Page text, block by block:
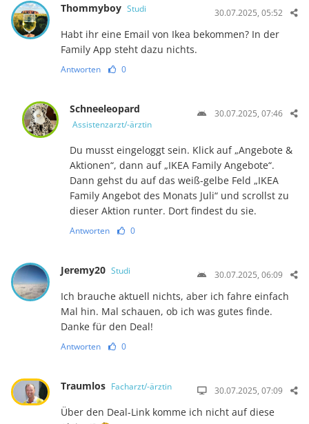
Thommyboy Studi 30.07.2025, 05:52
Habt ihr eine Email von Ikea bekommen? In der
Family App steht dazu nichts.
Antworten 0
Schneeleopard
Assistenzarzt/-ärztin
30.07.2025, 07:46
Du musst eingeloggt sein. Klick auf „Angebote &
Aktionen“, dann auf „IKEA Family Angebote“.
Dann gehst du auf das weiß-gelbe Feld „IKEA
Family Angebot des Monats Juli“ und scrollst zu
dieser Aktion runter. Dort findest du sie.
Antworten 0
Jeremy20 Studi 30.07.2025, 06:09
Ich brauche aktuell nichts, aber ich fahre einfach
Mal hin. Mal schauen, ob ich was gutes finde.
Danke für den Deal!
Antworten 0
Traumlos Facharzt/-ärztin 30.07.2025, 07:09
Über den Deal-Link komme ich nicht auf diese